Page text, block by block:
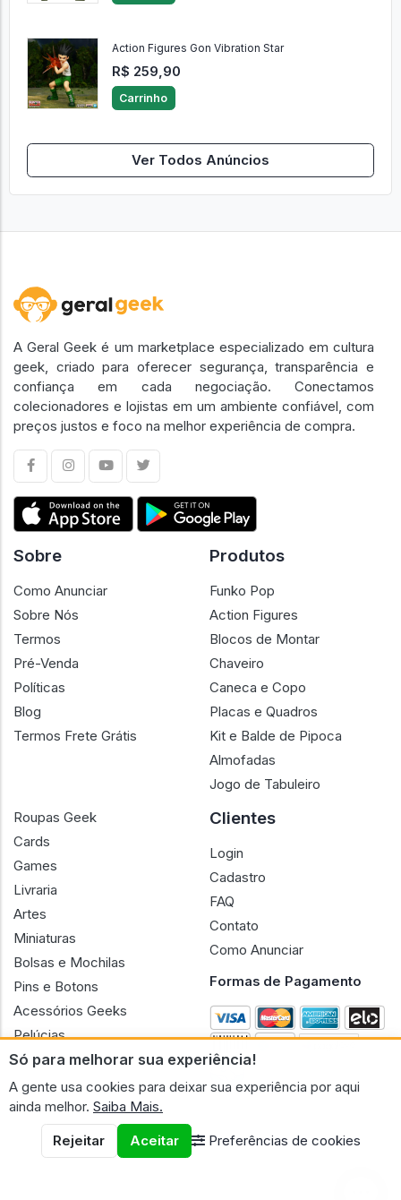
Action Figures Gon Vibration Star
R$ 259,90
Carrinho
Ver Todos Anúncios
Só para melhorar sua experiência!
A gente usa cookies para deixar sua experiência por aqui
ainda melhor. Saiba Mais.
Rejeitar
Aceitar Preferências de cookies
A Geral Geek é um marketplace especializado em cultura
geek, criado para oferecer segurança, transparência e
confiança em cada negociação. Conectamos
colecionadores e lojistas em um ambiente confiável, com
preços justos e foco na melhor experiência de compra.
Sobre
Como Anunciar
Sobre Nós
Termos
Pré-Venda
Políticas
Blog
Termos Frete Grátis
Produtos
Funko Pop
Action Figures
Blocos de Montar
Chaveiro
Caneca e Copo
Placas e Quadros
Kit e Balde de Pipoca
Almofadas
Jogo de Tabuleiro
Roupas Geek
Cards
Games
Livraria
Artes
Miniaturas
Bolsas e Mochilas
Pins e Botons
Acessórios Geeks
Pelúcias
Bonecas
Clientes
Login
Cadastro
FAQ
Contato
Como Anunciar
Formas de Pagamento
CNPJ n.º 30.220.458/0001-17 - GERAL GEEK PORTAL ELETRONICO